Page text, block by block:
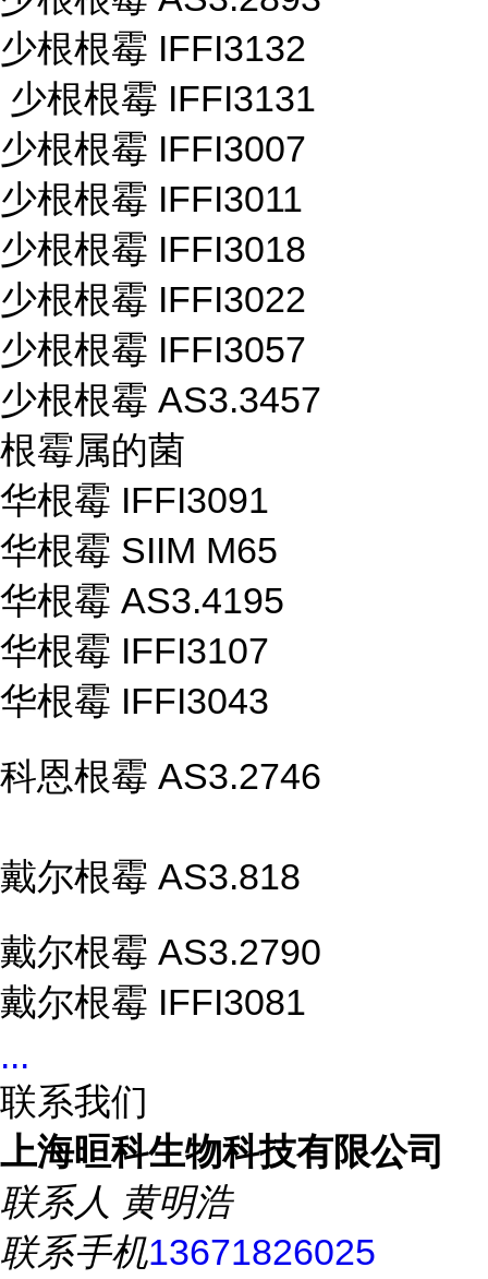
少根根霉 IFFI3132
少根根霉 IFFI3131
少根根霉 IFFI3007
少根根霉 IFFI3011
少根根霉 IFFI3018
少根根霉 IFFI3022
少根根霉 IFFI3057
少根根霉 AS3.3457
根霉属的菌
华根霉 IFFI3091
华根霉 SIIM M65
华根霉 AS3.4195
华根霉 IFFI3107
华根霉 IFFI3043
科恩根霉 AS3.2746
戴尔根霉 AS3.818
戴尔根霉 AS3.2790
戴尔根霉 IFFI3081
...
联系我们
上海晅科生物科技有限公司
联系人 黄明浩
联系手机13671826025